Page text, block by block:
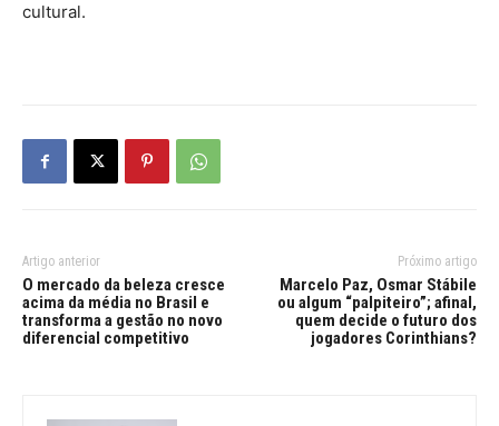
cultural.
Artigo anterior
O mercado da beleza cresce
acima da média no Brasil e
transforma a gestão no novo
diferencial competitivo
Próximo artigo
Marcelo Paz, Osmar Stábile
ou algum “palpiteiro”; afinal,
quem decide o futuro dos
jogadores Corinthians?